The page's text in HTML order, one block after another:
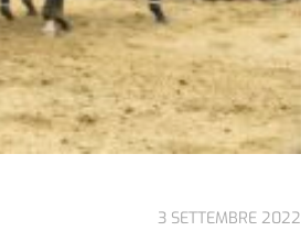
3 SETTEMBRE 2022